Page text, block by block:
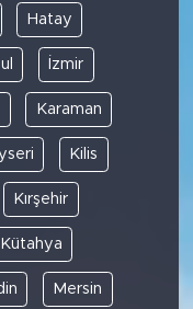
Hatay
İzmir
Karaman
Kilis
Kırşehir
Kütahya
Mersin